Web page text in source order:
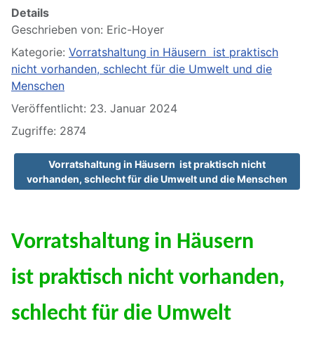
Details
Geschrieben von: Eric-Hoyer
Kategorie: Vorratshaltung in Häusern ist praktisch
nicht vorhanden, schlecht für die Umwelt und die
Menschen
Veröffentlicht: 23. Januar 2024
Zugriffe: 2874
Vorratshaltung in Häusern ist praktisch nicht
vorhanden, schlecht für die Umwelt und die Menschen
Vorratshaltung in Häusern
ist praktisch nicht vorhanden,
schlecht für die Umwelt